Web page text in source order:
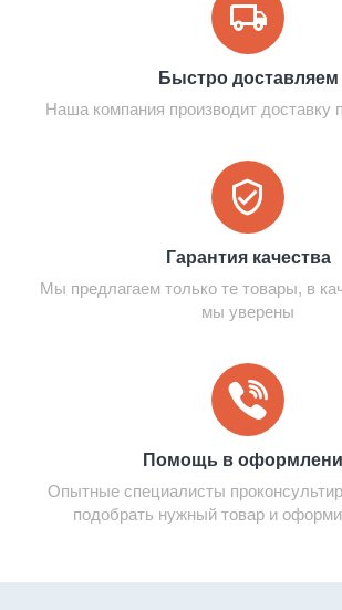
Быстро доставляем
Наша компания производит доставку
Гарантия качества
Мы предлагаем только те товары, в
мы уверены
Помощь в
Опытные специалисты
подобрать нужный товар и